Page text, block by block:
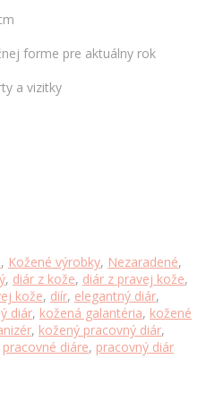
forme pre aktuálny rok
a vizitky
, Kožené výrobky, Nezaradené,
, diár z kože, diár z pravej kože,
kože, diír, elegantný diár,
diár, kožená galantéria, kožené
, kožený pracovný diár,
pracovné diáre, pracovný diár